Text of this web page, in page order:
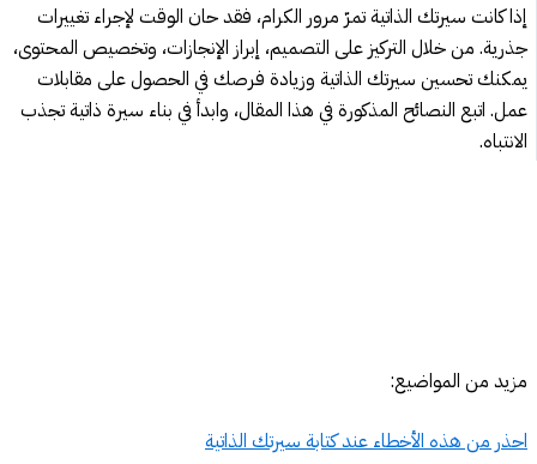
إذا كانت سيرتك الذاتية تمرّ مرور الكرام، فقد حان الوقت لإجراء تغييرات
جذرية. من خلال التركيز على التصميم، إبراز الإنجازات، وتخصيص المحتوى،
يمكنك تحسين سيرتك الذاتية وزيادة فرصك في الحصول على مقابلات
عمل. اتبع النصائح المذكورة في هذا المقال، وابدأ في بناء سيرة ذاتية تجذب
الانتباه.
مزيد من المواضيع:
احذر من هذه الأخطاء عند كتابة سيرتك الذاتية